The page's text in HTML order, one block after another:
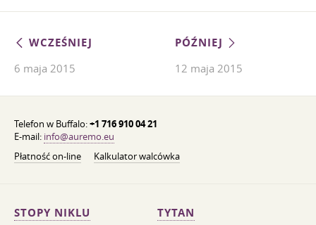
WCZEŚNIEJ
6 maja 2015
PÓŹNIEJ
12 maja 2015
Telefon w Buffalo:+1 716 910 04 21
E-mail: info@auremo.eu
Płatność on-line
Kalkulator walcówka
STOPY NIKLU TYTAN